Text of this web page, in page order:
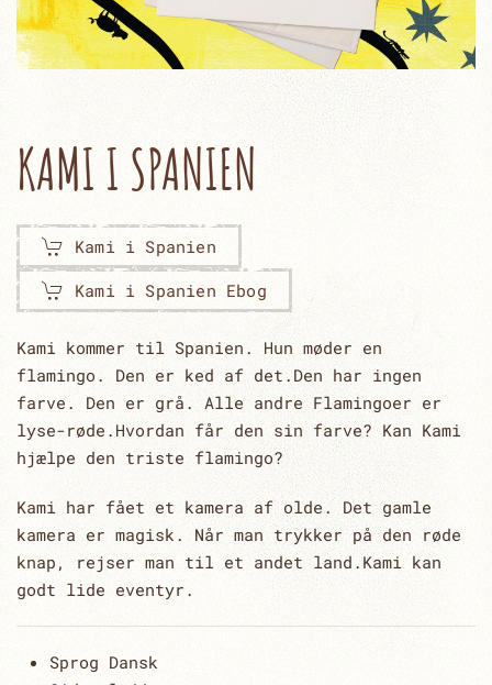
KAMI I SPANIEN
Kami i Spanien
Kami i Spanien Ebog
Kami kommer til Spanien. Hun møder en
flamingo. Den er ked af det.Den har ingen
farve. Den er grå. Alle andre Flamingoer er
lyse-røde.Hvordan får den sin farve? Kan Kami
hjælpe den triste flamingo?
Kami har fået et kamera af olde. Det gamle
kamera er magisk. Når man trykker på den røde
knap, rejser man til et andet land.Kami kan
godt lide eventyr.
Sprog Dansk